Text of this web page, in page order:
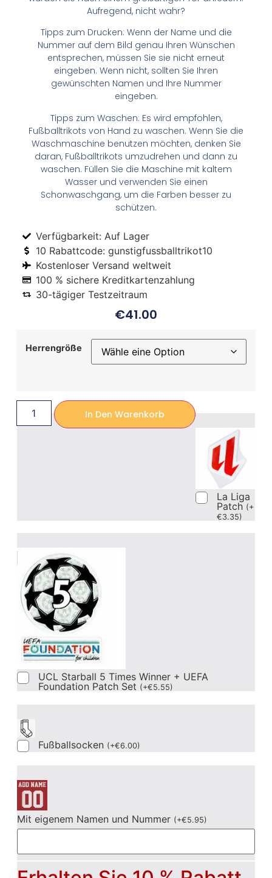
Aufregend, nicht wahr?
Tipps zum Drucken: Wenn der Name und die
Nummer auf dem Bild genau Ihren Wünschen
entsprechen, müssen Sie sie nicht erneut
eingeben. Wenn nicht, sollten Sie Ihren
gewünschten Namen und Ihre Nummer
eingeben.
Tipps zum Waschen: Es wird empfohlen,
Fußballtrikots von Hand zu waschen. Wenn Sie die
Waschmaschine benutzen möchten, denken Sie
daran, Fußballtrikots umzudrehen und dann zu
waschen. Füllen Sie die Maschine mit kaltem
Wasser und verwenden Sie einen
Schonwaschgang, um die Farben besser zu
schützen.
Verfügbarkeit: Auf Lager
10 Rabattcode: gunstigfussballtrikot10
Kostenloser Versand weltweit
100 % sichere Kreditkartenzahlung
30-tägiger Testzeitraum
€41.00
Herrengröße
In Den Warenkorb
La Liga
Patch (+
€3.35)
UCL Starball 5 Times Winner + UEFA
Foundation Patch Set (+€5.55)
Fußballsocken (+€6.00)
Mit eigenem Namen und Nummer (+€5.95)